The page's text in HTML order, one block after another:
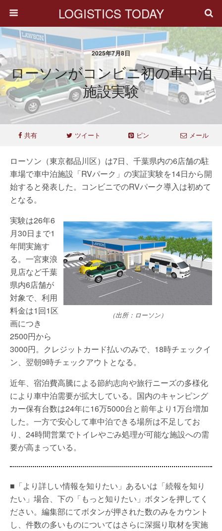
LOGISTICS TODAY
2025年7月8日
ローソンがコンビニ初の車中泊
施設実験
共有 ツイート ピン メール
ローソン（東京都品川区）は7日、千葉県内の6店舗の駐
車場で車中泊施設「RVパーク」の実証実験を14日から開
始すると発表した。コンビニでのRVパーク導入は初めて
となる。
（出所：ローソン）
実験は26年6
月30日まで1
年間実施す
る。一宮東浪
見店など千葉
県内6店舗が
対象で、利用
料金は1回1区
画につき
2500円から
3000円。クレジットカード払いのみで、18時チェックイ
ン、翌朝9時チェックアウトとなる。
近年、宿泊費高騰による節約志向や旅行ニーズの多様化
により車中泊需要が拡大している。国内のキャンピング
カー保有台数は24年に16万5000台と前年より1万台増加
した。一方で安心して車中泊できる場所は不足してお
り、24時間営業でトイレやごみ処理が可能な施設への需
要が高まっている。
■「より詳しい情報を知りたい」あるいは「続報を知り
たい」場合、下の「もっと知りたい」ボタンを押してく
ださい。編集部にてボタンが押された数のみをカウント
し、件数の多いものについてはさらに深掘り取材を実施